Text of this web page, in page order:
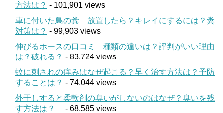
方法は？ - 101,901 views
車に付いた鳥の糞 放置したら？キレイにするには？糞
対策は？ - 99,903 views
伸びるホースの口コミ 種類の違いは？評判がいい理由
は？破れる？ - 83,724 views
蚊に刺されの痒みはなぜ起こる？早く治す方法は？予防
することは？ - 74,044 views
外干しすると柔軟剤の臭いがしないのはなぜ？臭いを残
す方法は？
- 68,585 views